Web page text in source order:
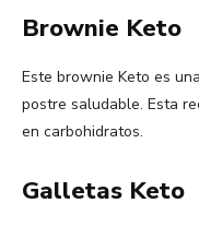
Brownie Keto
Este brownie Keto es
postre saludable. Esta
en carbohidratos.
Galletas Keto